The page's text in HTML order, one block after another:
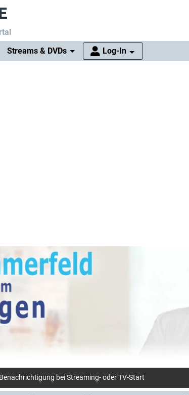
Streams & DVDs Log-In
bei Streaming- oder TV-Start